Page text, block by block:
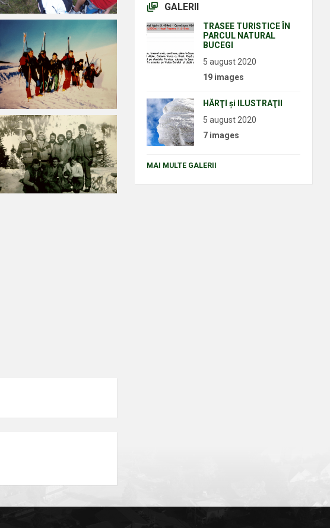
GALERII
TRASEE TURISTICE ÎN
PARCUL NATURAL
BUCEGI
5 august 2020
19 images
HĂRŢI şi ILUSTRAŢII
5 august 2020
7 images
MAI MULTE GALERII